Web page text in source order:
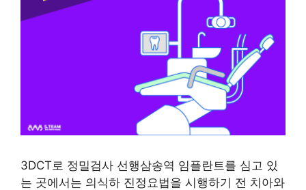
3DCT로 정밀검사 선행삼송역 임플란트를 심고 있
는 곳에서는 의식하 진정요법을 시행하기 전 치아와